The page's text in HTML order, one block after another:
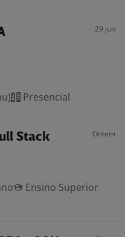
29 jun
Presencial
Stack Ontem
Ensino Superior